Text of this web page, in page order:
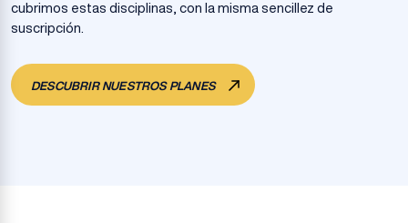
cubrimos estas disciplinas, con la misma sencillez de
suscripción.
DESCUBRIR NUESTROS PLANES